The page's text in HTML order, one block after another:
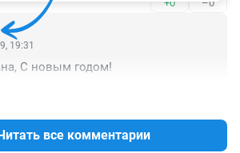
+0 –0
19:31
С новым годом!
все комментарии